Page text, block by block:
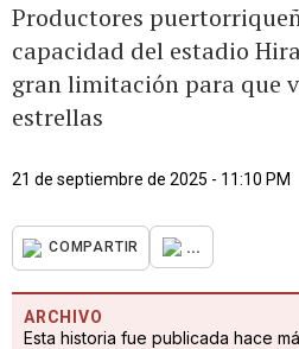
Productores
capacidad del estadio
gran limitación para que
estrellas
21 de septiembre de 2025 - 11:10 PM
COMPARTIR ...
ARCHIVO
Esta historia fue publicada hace